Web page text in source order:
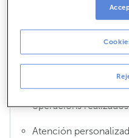
Atención multicanle
días á semana e as
atención telefónica,
Información
operacións
Atención